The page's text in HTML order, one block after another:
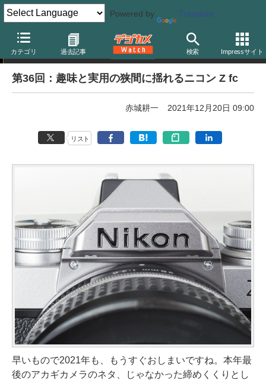
Powered by Translate
カテゴリ 過去記事 検索 Impressサイト
赤城耕一の「アカギカメラ」
第36回：趣味と実用の狭間に揺れるニコン Z fc
赤城耕一 2021年12月20日 09:00
リスト
早いもので2021年も、もうすぐおしまいですね。本年最
後のアカギカメラのネタ、じゃなかった締めくくりとし